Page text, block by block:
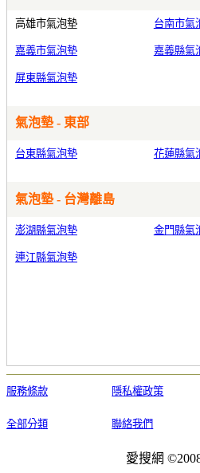
高雄市氣泡墊 台南市氣
嘉義市氣泡墊 嘉義縣氣
屏東縣氣泡墊
氣泡墊 - 東部
台東縣氣泡墊 花蓮縣氣
氣泡墊 - 台灣離島
澎湖縣氣泡墊 金門縣氣
連江縣氣泡墊
服務條款 隱私權政策
全部分類 聯絡我們
愛搜網